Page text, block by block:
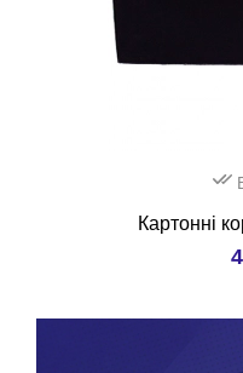
Картонні